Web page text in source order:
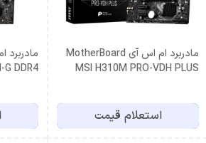
مادربرد ام اس آی MotherBoard
MSI H310M PRO-VDH PLUS
استعلام قیمت
DDR4